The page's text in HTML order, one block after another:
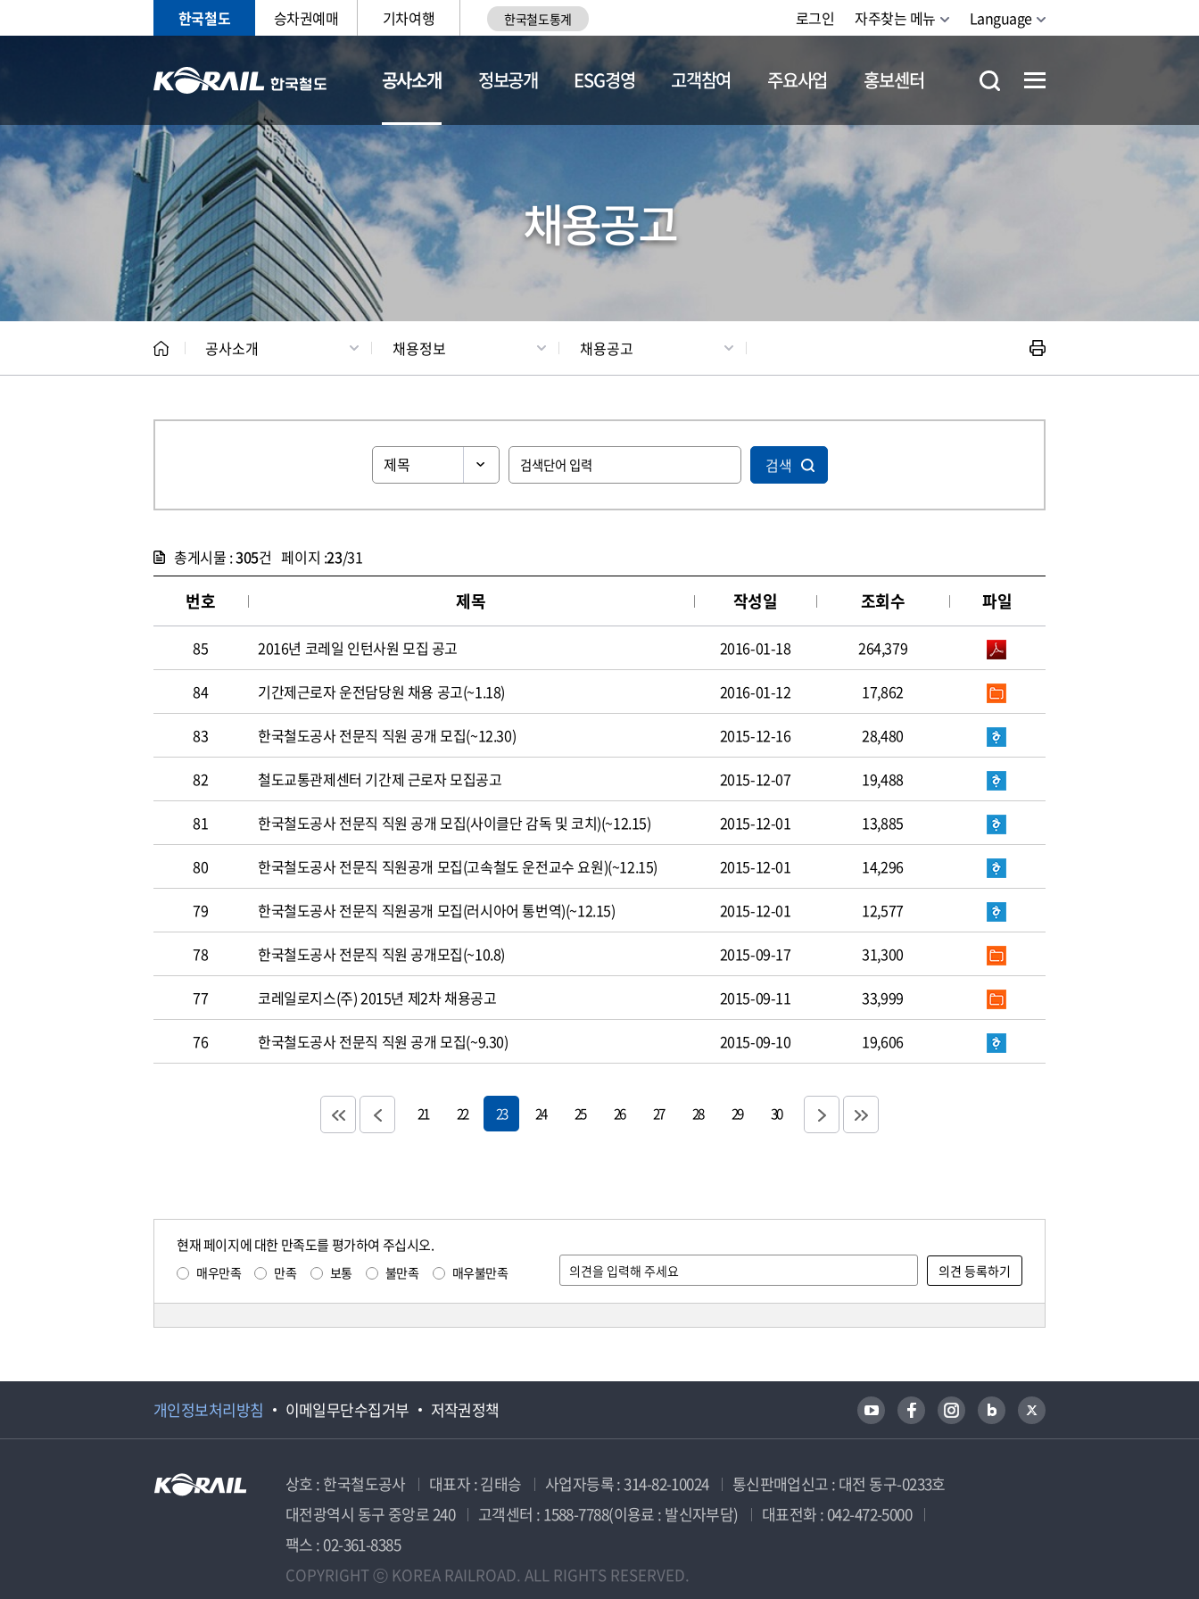
한국철도 승차권예매 기차여행 한국철도통계 로그인 자주찾는 메뉴 Language
공사소개
CEO 일반현황 채용정보
정보공개 ESG경영 고객참여 주요사업 홍보센터
채용공고
공사소개 채용정보 채용공고
검색
총게시물 :305건 페이지 :23/31
번호 제목 작성일 조회수 파일
85 2016년 코레일 인턴사원 모집 공고 2016-01-18 264,379
84 기간제근로자 운전담당원 채용 공고(~1.18) 2016-01-12 17,862
83 한국철도공사 전문직 직원 공개 모집(~12.30) 2015-12-16 28,480
82 철도교통관제센터 기간제 근로자 모집공고 2015-12-07 19,488
81 한국철도공사 전문직 직원 공개 모집(사이클단 감독 및 코치)(~12.15) 2015-12-01 13,885
80 한국철도공사 전문직 직원공개 모집(고속철도 운전교수 요원)(~12.15) 2015-12-01 14,296
79 한국철도공사 전문직 직원공개 모집(러시아어 통번역)(~12.15) 2015-12-01 12,577
78 한국철도공사 전문직 직원 공개모집(~10.8) 2015-09-17 31,300
77 코레일로지스(주) 2015년 제2차 채용공고 2015-09-11 33,999
76 한국철도공사 전문직 직원 공개 모집(~9.30) 2015-09-10 19,606
21 22 23 24 25 26 27 28 29 30
현재 페이지에 대한 만족도를 평가하여 주십시오.
매우만족 만족 보통 불만족 매우불만족
개인정보처리방침 이메일무단수집거부 저작권정책
상호 : 한국철도공사 대표자 : 김태승 사업자등록 : 314-82-10024
통신판매업신고 : 대전 동구-0233호
대전광역시 동구 중앙로 240
고객센터 : 1588-7788(이용료 : 발신자부담)
대표전화 : 042-472-5000
팩스 : 02-361-8385
COPYRIGHT ⓒ KOREA RAILROAD. ALL RIGHTS RESERVED.